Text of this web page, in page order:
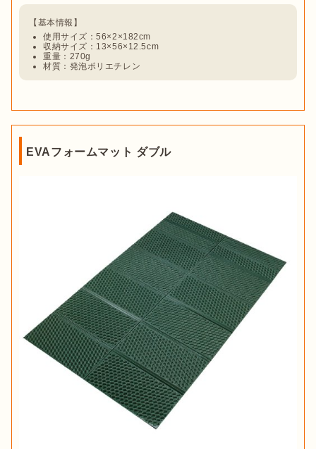
使用サイズ：56×2×182cm
収納サイズ：13×56×12.5cm
重量：270g
材質：発泡ポリエチレン
EVAフォームマット ダブル